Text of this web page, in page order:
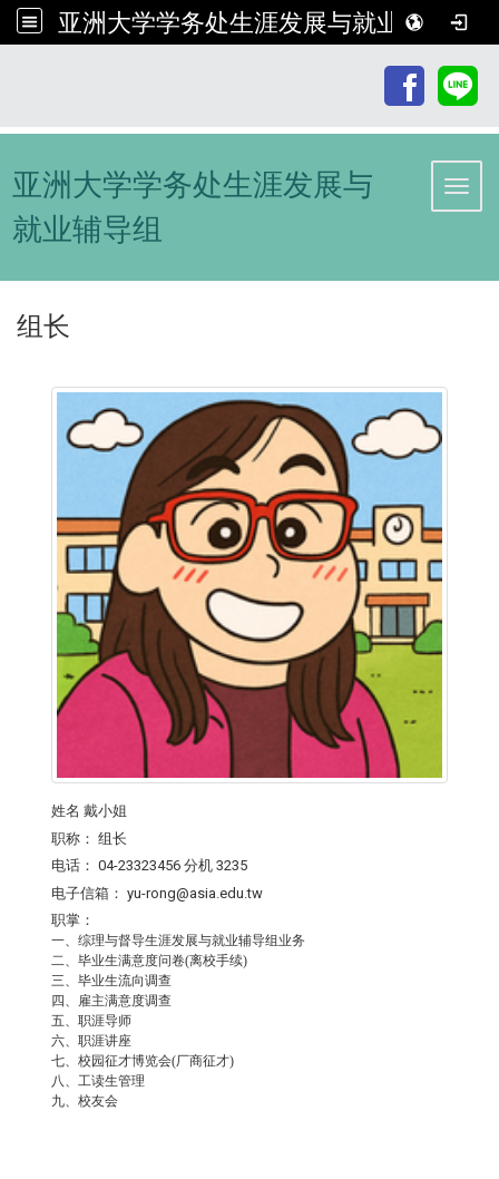
亚洲大学学务处生涯发展与就业辅导组
亚洲大学学务处生涯发展与
就业辅导组
组长
姓名 戴小姐
职称： 组长
电话： 04-23323456 分机 3235
电子信箱： yu-rong@asia.edu.tw
职掌：
一、综理与督导生涯发展与就业辅导组业务
二、毕业生满意度问卷(离校手续)
三、毕业生流向调查
四、雇主满意度调查
五、职涯导师
六、职涯讲座
七、校园征才博览会(厂商征才)
八、工读生管理
九、校友会